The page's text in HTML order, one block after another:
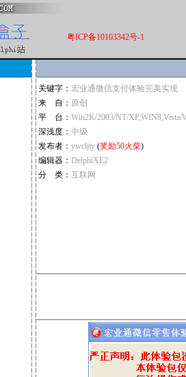
粤ICP备10103342号-1
关键字： 宏业通微信支付体验完美实现
来 自： 原创
平 台： Win2K/2003/NT/XP,WIN8,Vista/
深浅度： 中级
发布者： ywcljty (奖励50火柴)
编辑器： DelphiXE2
分 类： 互联网